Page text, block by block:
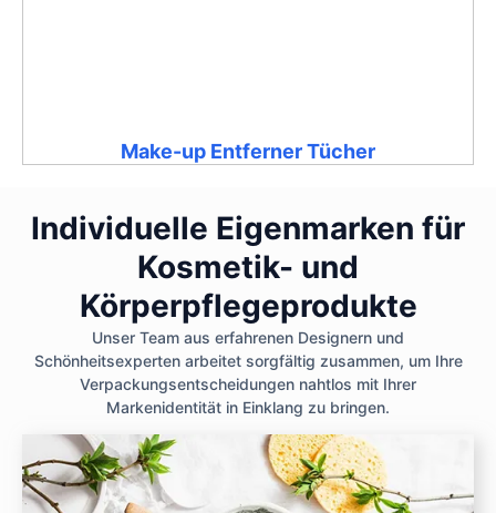
Make-up Entferner Tücher
Individuelle Eigenmarken für
Kosmetik- und
Körperpflegeprodukte
Unser Team aus erfahrenen Designern und
Schönheitsexperten arbeitet sorgfältig zusammen, um Ihre
Verpackungsentscheidungen nahtlos mit Ihrer
Markenidentität in Einklang zu bringen.